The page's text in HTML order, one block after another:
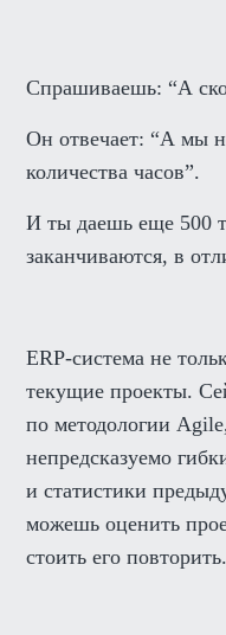
Спрашиваешь: “А
Он отвечает: “А мы
количества часов”.
И ты даешь еще 500
заканчиваются, в
ERP-система не
текущие проекты.
по методологии
непредсказуемо
и статистики
можешь оценить
стоить его повторить.